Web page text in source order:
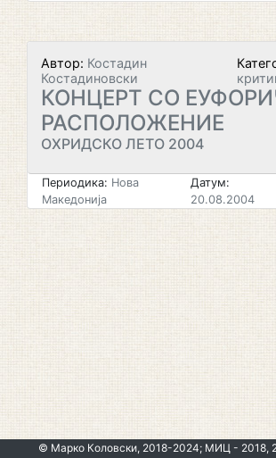
Автор: Костадин
Костадиновски
КОНЦЕРТ СО
РАСПОЛОЖЕНИЕ
ОХРИДСКО ЛЕТО 2004
Периодика: Нова
Македонија
Датум:
20.08.2004
© Марко Коловски, 2018-2024; МИЦ - 2018,